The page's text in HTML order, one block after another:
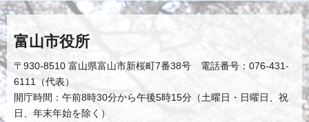
富山市役所
〒930-8510 富山県富山市新桜町7番38号 電話番号：076-431-
6111（代表）
開庁時間：午前8時30分から午後5時15分（土曜日・日曜日、祝
日、年末年始を除く）